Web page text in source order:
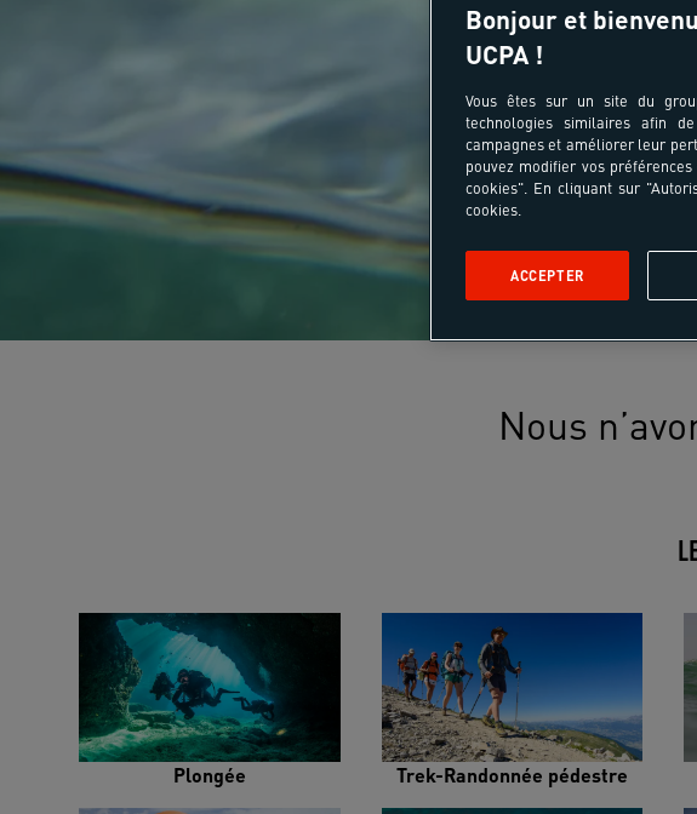
Nous
Plongée Trek-Randonnée pédestre
Bonjour et
UCPA !
Vous êtes sur un site du
technologies similaires afin
campagnes et améliorer leur
pouvez modifier vos
cookies". En cliquant sur
cookies.
ACCEPTER